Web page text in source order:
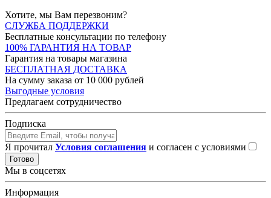
Хотите, мы Вам перезвоним?
СЛУЖБА ПОДДЕРЖКИ
Бесплатные консультации по телефону
100% ГАРАНТИЯ НА ТОВАР
Гарантия на товары магазина
БЕСПЛАТНАЯ ДОСТАВКА
На сумму заказа от 10 000 рублей
Выгодные условия
Предлагаем сотрудничество
Подписка
Я прочитал Условия соглашения и согласен с условиями
Готово
Мы в соцсетях
Информация